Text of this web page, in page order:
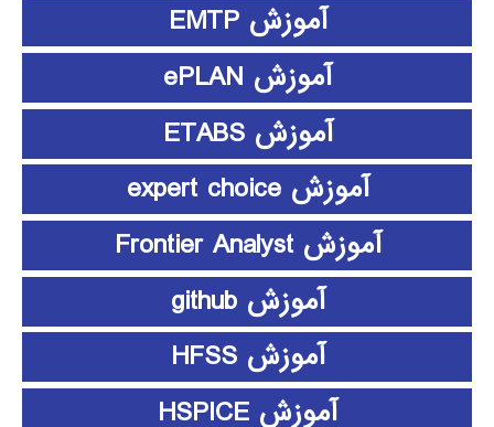
آموزش EMTP
آموزش ePLAN
آموزش ETABS
آموزش expert choice
آموزش Frontier Analyst
آموزش github
آموزش HFSS
آموزش HSPICE